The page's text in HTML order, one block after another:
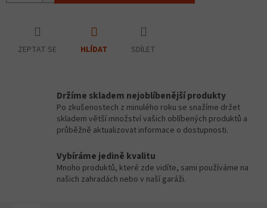
ZEPTAT SE HLÍDAT SDÍLET
Držíme skladem nejoblíbenější produkty
Po zkušenostech z minulého roku se snažíme držet
skladem větší množství vašich oblíbených produktů a
průběžně aktualizovat informace o dostupnosti.
Vybíráme jedině kvalitu
Mnoho produktů, které zde vidíte, sami používáme na
našich zahradách nebo v naší garáži.